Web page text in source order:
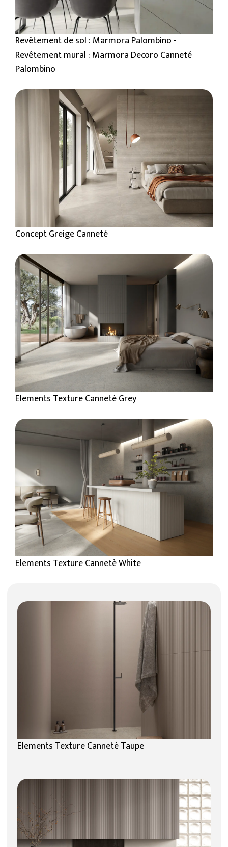
Revêtement de sol : Marmora Palombino -
Revêtement mural : Marmora Decoro Canneté
Palombino
Concept Greige Canneté
Elements Texture Cannetè Grey
Elements Texture Cannetè White
Elements Texture Cannetè Taupe